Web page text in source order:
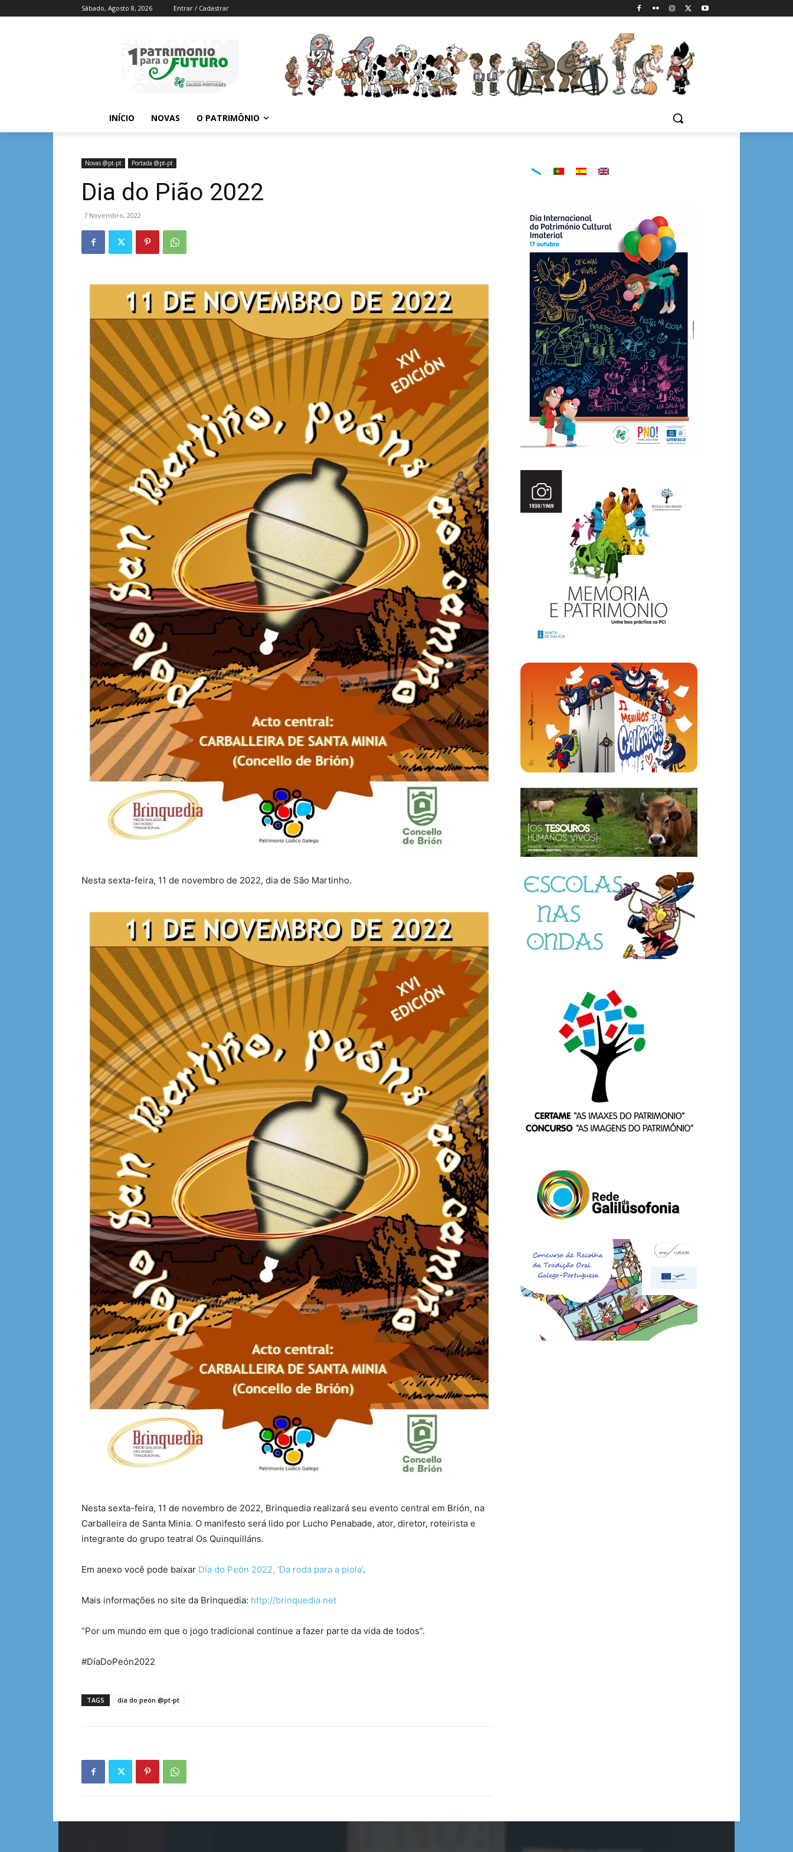
Sábado, Agosto 8, 2026 Entrar / Cadastrar
INÍCIO NOVAS O PATRIMÔNIO
Novas @pt-pt Portada @pt-pt
Dia do Pião 2022
7 Novembro, 2022
Nesta sexta-feira, 11 de novembro de 2022, dia de São Martinho.
Nesta sexta-feira, 11 de novembro de 2022, Brinquedia realizará seu evento central em Brión, na
Carballeira de Santa Minia. O manifesto será lido por Lucho Penabade, ator, diretor, roteirista e
integrante do grupo teatral Os Quinquilláns.
Em anexo você pode baixar Día do Peón 2022, ‘Da roda para a piola’.
Mais informações no site da Brinquedia: http://brinquedia.net
“Por um mundo em que o jogo tradicional continue a fazer parte da vida de todos”.
#DíaDoPeón2022
TAGS día do peón @pt-pt